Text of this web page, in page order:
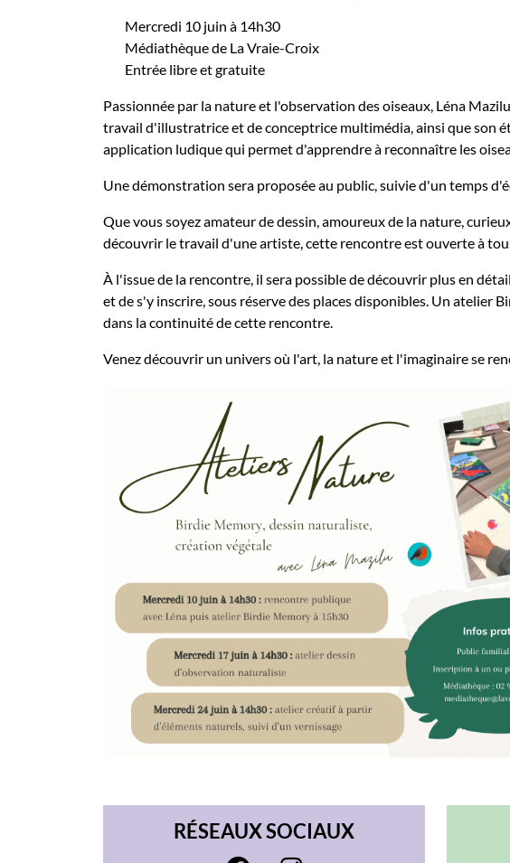
Mercredi 10 juin à 14h30
Médiathèque de La Vraie-Croix
Entrée libre et gratuite
Passionnée par la nature et l'observation des oiseaux, Léna
travail d'illustratrice et de conceptrice multimédia, ainsi que son
application ludique qui permet d'apprendre à reconnaître les
Une démonstration sera proposée au public, suivie d'un temps
Que vous soyez amateur de dessin, amoureux de la nature,
découvrir le travail d'une artiste, cette rencontre est ouverte à
À l'issue de la rencontre, il sera possible de découvrir plus en
et de s'y inscrire, sous réserve des places disponibles. Un atelier
dans la continuité de cette rencontre.
Venez découvrir un univers où l'art, la nature et l'imaginaire se
RÉSEAUX SOCIAUX